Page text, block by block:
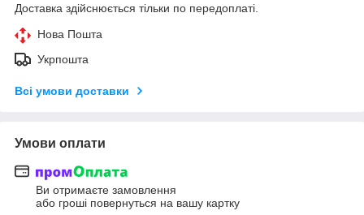
Доставка здійснюється тільки по передоплаті.
Нова Пошта
Укрпошта
Всі умови доставки
Умови оплати
Ви отримаєте замовлення
або гроші повернуться на вашу картку